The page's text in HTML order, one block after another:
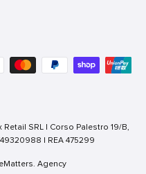
SRL | Corso Palestro 19/B,
| REA 475299
Agency